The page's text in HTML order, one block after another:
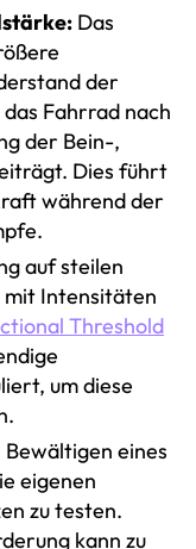
Das
der
Fahrrad nach
der Bein-,
Dies führt
während der
auf steilen
mit Intensitäten
Threshold
um diese
Bewältigen eines
eigenen
zu testen.
kann zu